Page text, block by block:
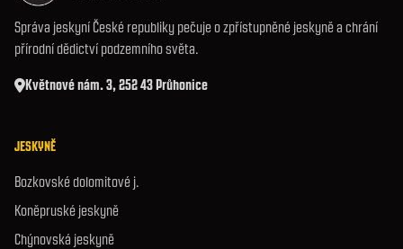
Správa jeskyní České republiky pečuje o zpřístupněné jeskyně a chrání
přírodní dědictví podzemního světa.
Květnové nám. 3, 252 43 Průhonice
JESKYNĚ
Bozkovské dolomitové j.
Koněpruské jeskyně
Chýnovská jeskyně